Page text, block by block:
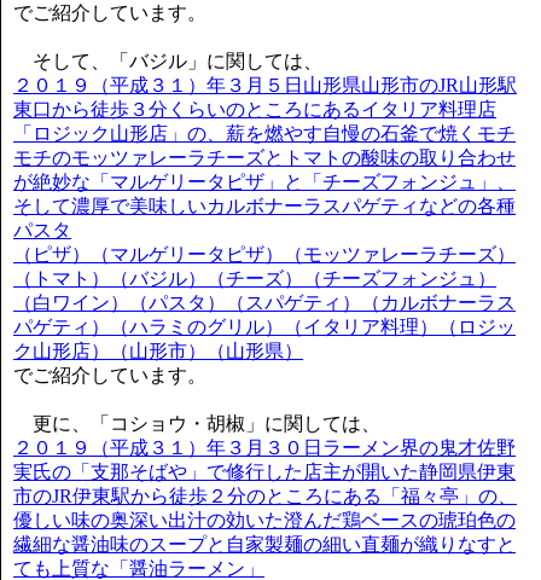
でご紹介しています。
そして、「バジル」に関しては、
２０１９（平成３１）年３月５日山形県山形市のJR山形駅
東口から徒歩３分くらいのところにあるイタリア料理店
「ロジック山形店」の、薪を燃やす自慢の石釜で焼くモチ
モチのモッツァレーラチーズとトマトの酸味の取り合わせ
が絶妙な「マルゲリータピザ」と「チーズフォンジュ」、
そして濃厚で美味しいカルボナーラスパゲティなどの各種
パスタ
（ピザ）（マルゲリータピザ）（モッツァレーラチーズ）
（トマト）（バジル）（チーズ）（チーズフォンジュ）
（白ワイン）（パスタ）（スパゲティ）（カルボナーラス
パゲティ）（ハラミのグリル）（イタリア料理）（ロジッ
ク山形店）（山形市）（山形県）
でご紹介しています。
更に、「コショウ・胡椒」に関しては、
２０１９（平成３１）年３月３０日ラーメン界の鬼才佐野
実氏の「支那そばや」で修行した店主が開いた静岡県伊東
市のJR伊東駅から徒歩２分のところにある「福々亭」の、
優しい味の奥深い出汁の効いた澄んだ鶏ベースの琥珀色の
繊細な醤油味のスープと自家製麺の細い直麺が織りなすと
ても上質な「醤油ラーメン」